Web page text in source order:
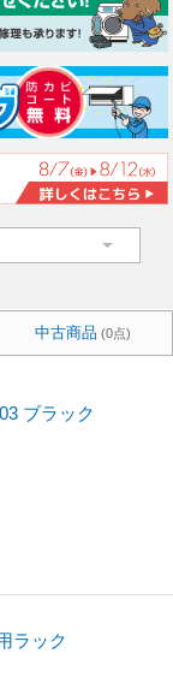
中古商品 (0点)
ブラック
ラック